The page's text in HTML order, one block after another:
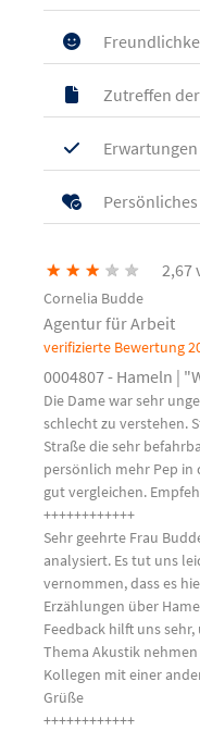
Zutreffen
★ ★ ★ ★ ★ 2,67
Cornelia Budde
Agentur für Arbeit
verifizierte Bewertung
0004807 - Hameln |
Die Dame war sehr
schlecht zu verstehen.
Straße die sehr
persönlich mehr Pep
gut vergleichen.
++++++++++++
Sehr geehrte Frau
analysiert. Es tut uns
vernommen, dass es
Erzählungen über
Feedback hilft uns
Thema Akustik
Kollegen mit einer
Grüße
++++++++++++